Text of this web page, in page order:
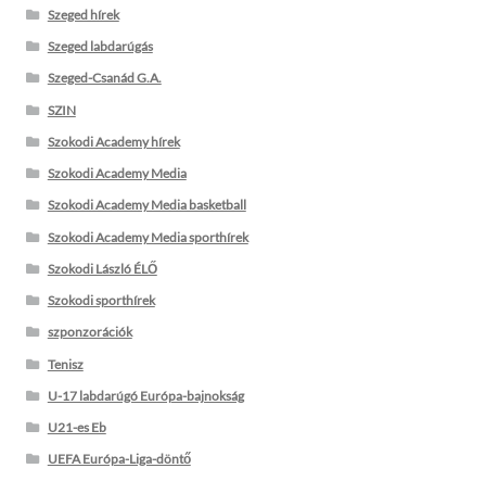
Szeged hírek
Szeged labdarúgás
Szeged-Csanád G.A.
SZIN
Szokodi Academy hírek
Szokodi Academy Media
Szokodi Academy Media basketball
Szokodi Academy Media sporthírek
Szokodi László ÉLŐ
Szokodi sporthírek
szponzorációk
Tenisz
U-17 labdarúgó Európa-bajnokság
U21-es Eb
UEFA Európa-Liga-döntő